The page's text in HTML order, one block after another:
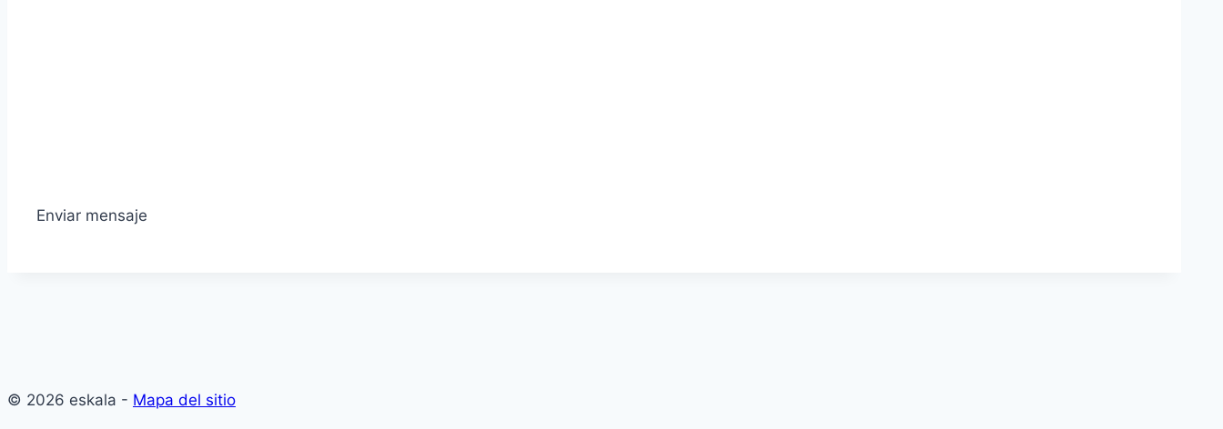
Enviar mensaje
© 2026 eskala - Mapa del sitio